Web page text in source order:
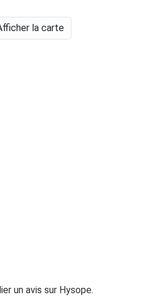
la carte
un avis sur Hysope.